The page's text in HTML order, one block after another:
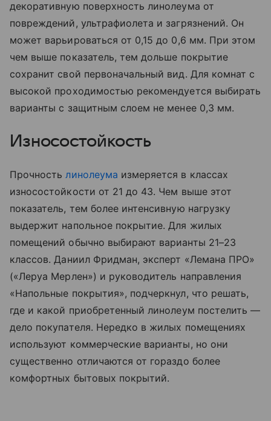
декоративную поверхность линолеума от
повреждений, ультрафиолета и загрязнений. Он
может варьироваться от 0,15 до 0,6 мм. При этом
чем выше показатель, тем дольше покрытие
сохранит свой первоначальный вид. Для комнат с
высокой проходимостью рекомендуется выбирать
варианты с защитным слоем не менее 0,3 мм.
Износостойкость
Прочность линолеума измеряется в классах
износостойкости от 21 до 43. Чем выше этот
показатель, тем более интенсивную нагрузку
выдержит напольное покрытие. Для жилых
помещений обычно выбирают варианты 21–23
классов. Даниил Фридман, эксперт «Лемана ПРО»
(«Леруа Мерлен») и руководитель направления
«Напольные покрытия», подчеркнул, что решать,
где и какой приобретенный линолеум постелить —
дело покупателя. Нередко в жилых помещениях
используют коммерческие варианты, но они
существенно отличаются от гораздо более
комфортных бытовых покрытий.